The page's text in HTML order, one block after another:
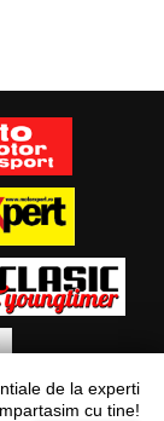
de la experti
cu tine!